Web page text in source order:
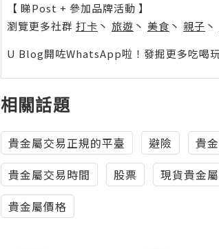
【 睇Post + 參加品牌活動 】
瀏覽更多社群 打卡 丶 旅遊 丶 美食 丶 親子 丶
U Blog開咗WhatsApp啦！發掘更多吃喝
相關話題
貴金屬交易正規的平臺 避險 貴
貴金屬交易時間
股票 現貨貴金屬
貴金屬價格